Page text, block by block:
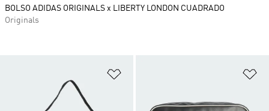
BOLSO ADIDAS ORIGINALS x LIBERTY LONDON CUADRADO
Originals